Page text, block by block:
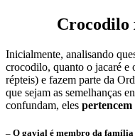
Crocodilo
Inicialmente, analisando
crocodilo, quanto o jacaré e
répteis) e fazem parte da
que sejam as semelhanças
confundam, eles
– O gavial é membro da